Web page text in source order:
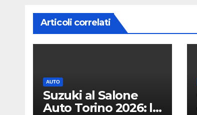
Articoli correlati
AUTO
Suzuki al Salone
Auto Torino 2026: le